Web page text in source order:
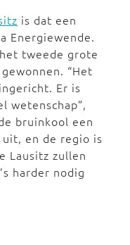
is dat een
Energiewende.
tweede grote
“Het
Er is
wetenschap”,
bruinkool een
en de regio is
Lausitz zullen
harder nodig